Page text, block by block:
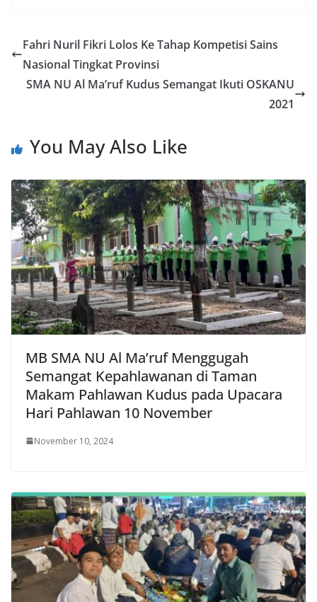
Fahri Nuril Fikri Lolos Ke Tahap Kompetisi Sains
Nasional Tingkat Provinsi
SMA NU Al Ma’ruf Kudus Semangat Ikuti OSKANU
2021
You May Also Like
MB SMA NU Al Ma’ruf Menggugah
Semangat Kepahlawanan di Taman
Makam Pahlawan Kudus pada Upacara
Hari Pahlawan 10 November
November 10, 2024